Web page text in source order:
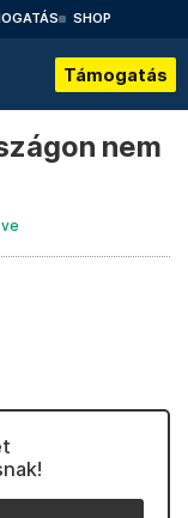
SHOP
Támogatás
nem